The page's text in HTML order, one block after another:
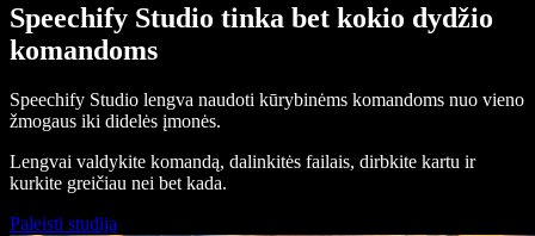
Speechify Studio tinka bet kokio dydžio
komandoms
Speechify Studio lengva naudoti kūrybinėms komandoms nuo vieno
žmogaus iki didelės įmonės.
Lengvai valdykite komandą, dalinkitės failais, dirbkite kartu ir
kurkite greičiau nei bet kada.
Paleisti studiją